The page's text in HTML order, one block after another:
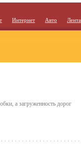
Интернет Авто Лента
а загруженность дорог